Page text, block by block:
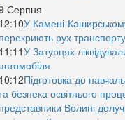
Серпня
12:10У Камені-
перекриють рух транспорту
11:11У Затурцях
10:12Підготовка до
безпека освітнього
представники Волині